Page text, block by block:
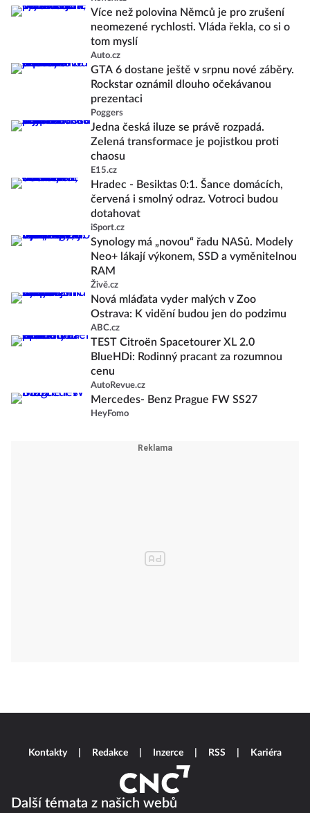
Více než polovina Němců je pro zrušení
neomezené rychlosti. Vláda řekla, co si o
tom myslí
Auto.cz
GTA 6 dostane ještě v srpnu nové záběry.
Rockstar oznámil dlouho očekávanou
prezentaci
Poggers
Jedna česká iluze se právě rozpadá.
Zelená transformace je pojistkou proti
chaosu
E15.cz
Hradec - Besiktas 0:1. Šance domácích,
červená i smolný odraz. Votroci budou
dotahovat
iSport.cz
Synology má „novou“ řadu NASů. Modely
Neo+ lákají výkonem, SSD a vyměnitelnou
RAM
Živě.cz
Nová mláďata vyder malých v Zoo
Ostrava: K vidění budou jen do podzimu
ABC.cz
TEST Citroën Spacetourer XL 2.0
BlueHDi: Rodinný pracant za rozumnou
cenu
AutoRevue.cz
Mercedes- Benz Prague FW SS27
HeyFomo
Další témata z našich webů
Kontakty Redakce Inzerce RSS Kariéra